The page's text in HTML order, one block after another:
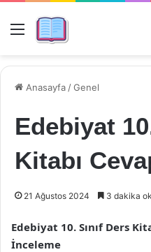
Menü
Anasayfa /Genel
Edebiyat
Kitabı
21 Ağustos 2024 3 dakika
Edebiyat 10. Sınıf Ders
İnceleme